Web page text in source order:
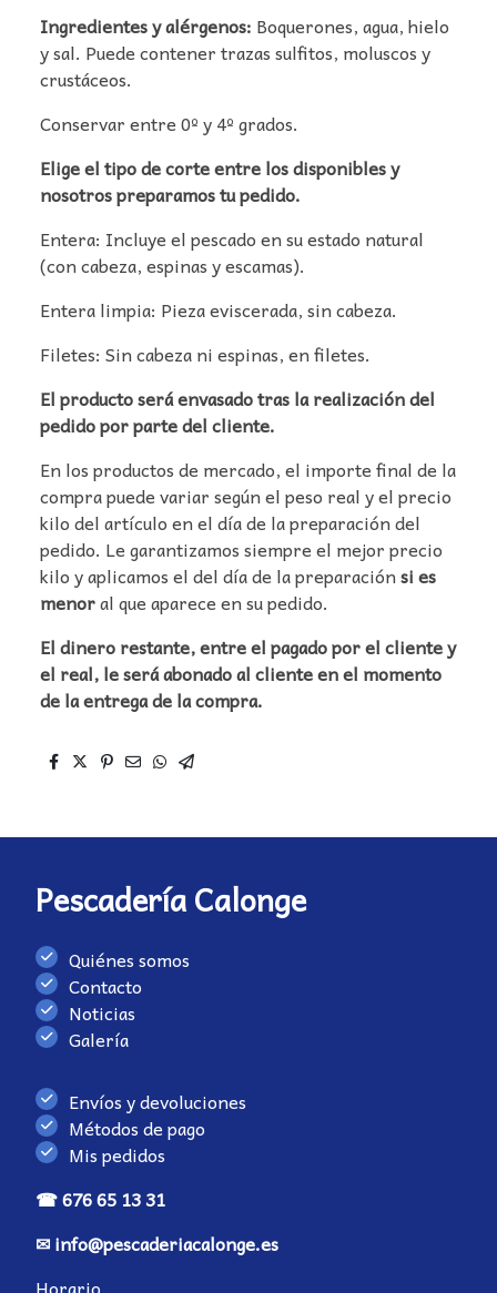
Ingredientes y alérgenos: Boquerones, agua, hielo
y sal. Puede contener trazas sulfitos, moluscos y
crustáceos.
Conservar entre 0º y 4º grados.
Elige el tipo de corte entre los disponibles y
nosotros preparamos tu pedido.
Entera: Incluye el pescado en su estado natural
(con cabeza, espinas y escamas).
Entera limpia: Pieza eviscerada, sin cabeza.
Filetes: Sin cabeza ni espinas, en filetes.
El producto será envasado tras la realización del
pedido por parte del cliente.
En los productos de mercado, el importe final de la
compra puede variar según el peso real y el precio
kilo del artículo en el día de la preparación del
pedido. Le garantizamos siempre el mejor precio
kilo y aplicamos el del día de la preparaciónsi es
menoral que aparece en su pedido.
El dinero restante, entre el pagado por el cliente y
el real, le será abonado al cliente en el momento
de la entrega de la compra.
Pescadería Calonge
Quiénes somos
Contacto
Noticias
Galería
Envíos y devoluciones
Métodos de pago
Mis pedidos
☎ 676 65 13 31
✉ info@pescaderiacalonge.es